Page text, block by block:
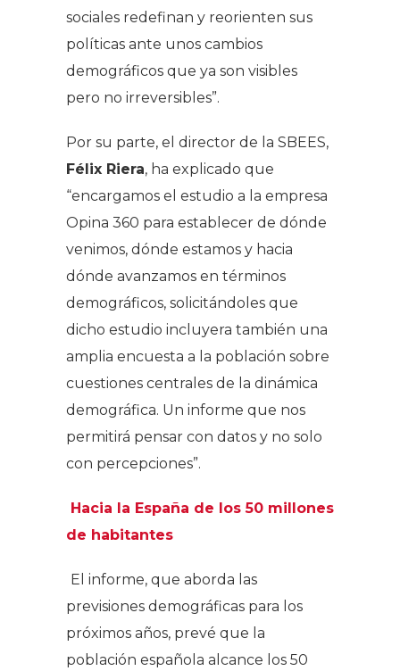
sociales redefinan y reorienten sus
políticas ante unos cambios
demográficos que ya son visibles
pero no irreversibles”.
Por su parte, el director de la SBEES,
Félix Riera, ha explicado que
“encargamos el estudio a la empresa
Opina 360 para establecer de dónde
venimos, dónde estamos y hacia
dónde avanzamos en términos
demográficos, solicitándoles que
dicho estudio incluyera también una
amplia encuesta a la población sobre
cuestiones centrales de la dinámica
demográfica. Un informe que nos
permitirá pensar con datos y no solo
con percepciones”.
Hacia la España de los 50 millones
de habitantes
El informe, que aborda las
previsiones demográficas para los
próximos años, prevé que la
población española alcance los 50